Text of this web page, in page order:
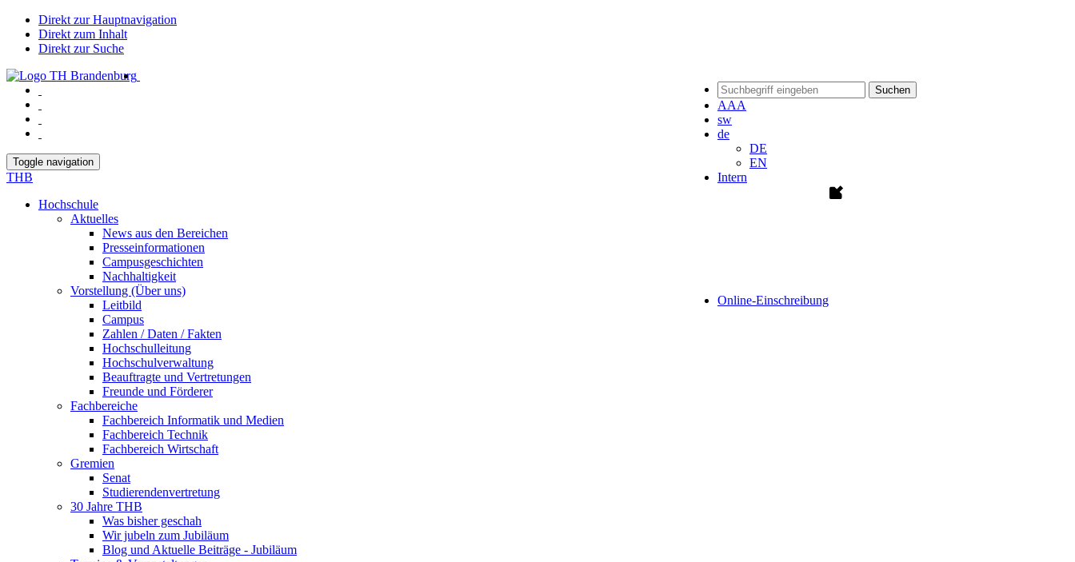
Direkt zur Hauptnavigation
Direkt zum Inhalt
Direkt zur Suche
Suchen
AAA
sw
de
DE
EN
Intern
Online-Einschreibung
Toggle navigation
THB
Hochschule
Aktuelles
News aus den Bereichen
Presseinformationen
Campusgeschichten
Nachhaltigkeit
Vorstellung (Über uns)
Leitbild
Campus
Zahlen / Daten / Fakten
Hochschulleitung
Hochschulverwaltung
Beauftragte und Vertretungen
Freunde und Förderer
Fachbereiche
Fachbereich Informatik und Medien
Fachbereich Technik
Fachbereich Wirtschaft
Gremien
Senat
Studierendenvertretung
30 Jahre THB
Was bisher geschah
Wir jubeln zum Jubiläum
Blog und Aktuelle Beiträge - Jubiläum